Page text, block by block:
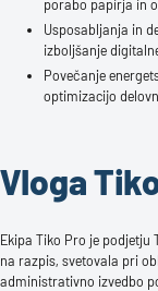
porabo papirja in
Usposabljanja in
izboljšanje
Povečanje
optimizacijo
Vloga
Ekipa Tiko Pro je podjetju
na razpis, svetovala pri
administrativno izvedbo